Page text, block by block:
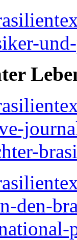
den-